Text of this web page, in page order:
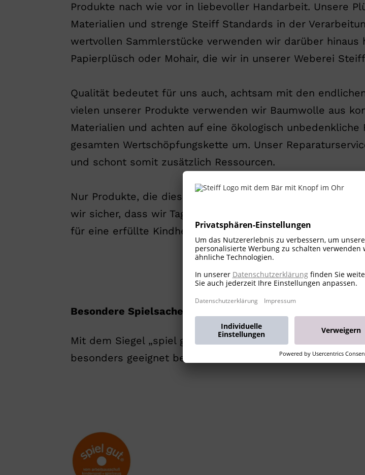
Produkte nach wie vor in liebevoller Handarbeit. Unsere
Materialien und strenge Steiff Standards in der
wertvollen Sammlerstücke verwenden wir darüber hinaus
Papierplüsch oder Mohair, die wir in unserer Weberei
Qualität bedeutet für uns auch, achtsam mit den
vielen unserer Produkte verwenden wir Baumwolle aus
Materialien und achten auf eine ökologisch
gesamten Wertschöpfungskette um. Unser
und schont somit zusätzlich Ressourcen. ​
Nur Produkte, die diese Ansprüche voll erfüllen, haben
wir sicher, dass wir Tag für Tag unser Versprechen an
für eine erfüllte Kindheit. ​
Besondere Spielsachen
Mit dem Siegel „spiel gut“ ausgezeichnete Spielsachen
besonders geeignet befunden.